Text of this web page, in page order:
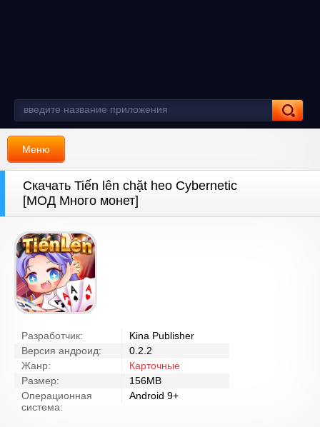
Меню
Скачать Tiến lên chặt heo Cybernetic
[МОД Много монет]
Разработчик:
Kina Publisher
Версия андроид:
0.2.2
Жанр:
Карточные
Размер:
156MB
Операционная
система:
Android 9+